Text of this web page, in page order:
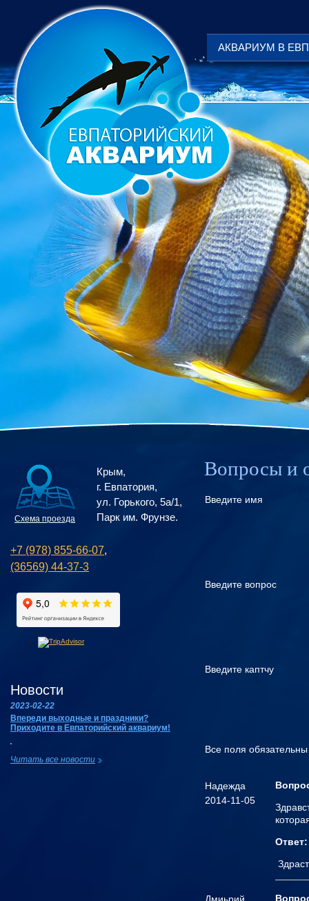
АКВАРИУМ В
Вопросы и
Введите имя
Введите вопрос
Введите каптчу
Все поля
Надежда
2014-11-05
Ответ:
Схема проезда
Крым,
г. Евпатория,
ул. Горького, 5а/1,
Парк им. Фрунзе.
+7 (978) 855-66-07,
(36569) 44-37-3
Новости
2023-02-22
Впереди выходные и праздники?
Приходите в Евпаторийский аквариум!
Читать все новости